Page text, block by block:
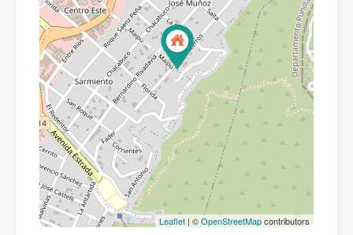
Leaflet | ©OpenStreetMapcontributors